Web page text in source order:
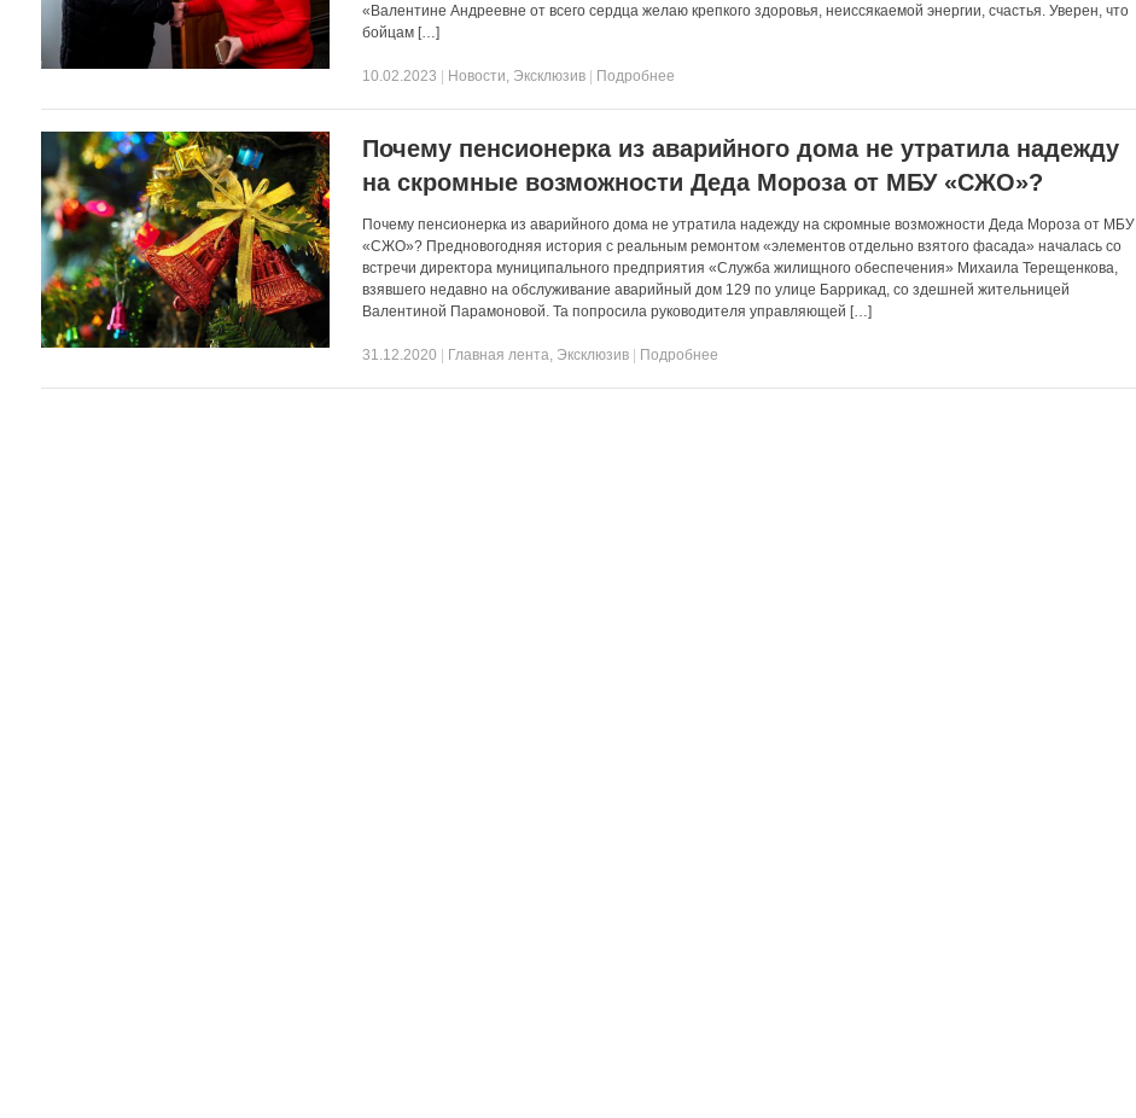
«Валентине Андреевне от всего сердца желаю крепкого здоровья, неиссякаемой энергии, счастья. Уверен, что
бойцам […]
10.02.2023 Новости, Эксклюзив Подробнее
Почему пенсионерка из аварийного дома не утратила надежду
на скромные возможности Деда Мороза от МБУ «СЖО»?
Почему пенсионерка из аварийного дома не утратила надежду на скромные возможности Деда Мороза от МБУ
«СЖО»? Предновогодняя история с реальным ремонтом «элементов отдельно взятого фасада» началась со
встречи директора муниципального предприятия «Служба жилищного обеспечения» Михаила Терещенкова,
взявшего недавно на обслуживание аварийный дом 129 по улице Баррикад, со здешней жительницей
Валентиной Парамоновой. Та попросила руководителя управляющей […]
31.12.2020 Главная лента, Эксклюзив Подробнее